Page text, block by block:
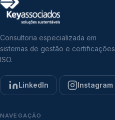
Consultoria especializada em
sistemas de gestão e certificações
ISO.
LinkedIn Instagram
NAVEGAÇÃO